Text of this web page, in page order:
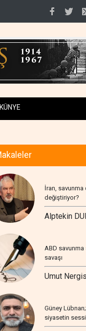
Bekai'den Trump’a ‘savaş
KÜNYE
İran,
değiştiriyor?
Alptekin
ABD savunma
savaşı
Umut
Güney
siyasetin